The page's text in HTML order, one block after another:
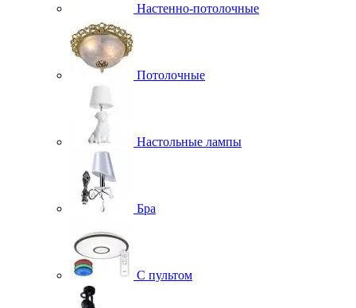
Настенно-потолочные
Потолочные
Настольные лампы
Бра
С пультом